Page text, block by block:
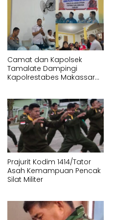
Camat dan Kapolsek
Tamalate Dampingi
Kapolrestabes Makassar
Prajurit Kodim 1414/Tator
Asah Kemampuan Pencak
Silat Militer